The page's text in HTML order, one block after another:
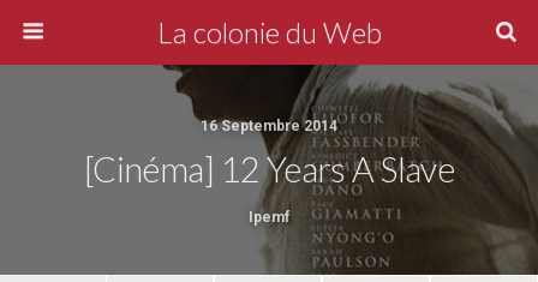
La colonie du Web
16 Septembre 2014
[Cinéma] 12 Years A Slave
Ipemf